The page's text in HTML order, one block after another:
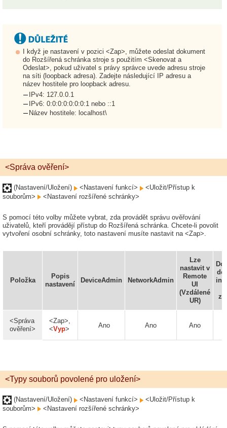
I když je nastavení v pozici <Zap>, můžete odeslat dokument
do Rozšířená schránka stroje s použitím <Skenovat a
Odeslat>, pokud uživatel s právy správce uvede adresu stroje
na síti (loopback adresa). Zadejte následující IP adresu a
název hostitele pro loopback adresu.
IPv4: 127.0.0.1
IPv6: 0:0:0:0:0:0:0:1 nebo ::1
Název hostitele: localhost\
<Správa ověření>
(Nastavení/Uložení) <Nastavení funkcí>
<Uložit/Přístup k
souborům>
<Nastavení rozšířené schránky>
S pomocí této volby můžete vybrat, zda provádět správu ověřování
uživatelů, kteří provádějí přístup do Rozšířená schránka. Chcete-li povolit
vytvoření osobní schránky, toto nastavení musíte nastavit na <Zap>.
Položka
Popis
nastavení
DeviceAdmin NetworkAdmin
Lze
nastavit v
Remote
UI
(Vzdálené
UR)
<Správa
ověření>
<Zap>,
<Vyp> Ano Ano Ano
<Typy souborů povolené pro uložení>
(Nastavení/Uložení) <Nastavení funkcí>
<Uložit/Přístup k
souborům>
<Nastavení rozšířené schránky>